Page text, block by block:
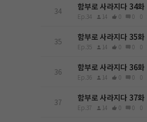
34 함부로 사라지다 34화
Ep.34 14 0 0 0
35 함부로 사라지다 35화
Ep.35 14 0 0 0
36 함부로 사라지다 36화
Ep.36 14 0 0 0
37 함부로 사라지다 37화
Ep.37 14 0 0 0